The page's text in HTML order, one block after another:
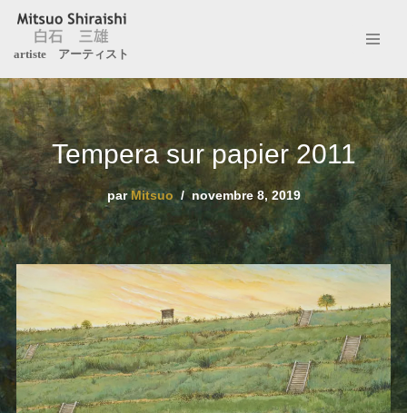
Aller
contenu
artiste アーティスト
Tempera sur papier 2011
parMitsuo novembre 8, 2019